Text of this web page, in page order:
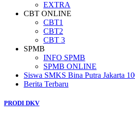
EXTRA
CBT ONLINE
CBT1
CBT2
CBT 3
SPMB
INFO SPMB
SPMB ONLINE
Siswa SMKS Bina Putra Jakarta
Berita Terbaru
PRODI DKV